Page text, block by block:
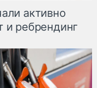
активно
и ребрендинг